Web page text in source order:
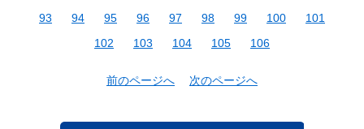
93
94 95 96 97 98 99 100
101
102
103 104 105 106
前のページへ 次のページへ